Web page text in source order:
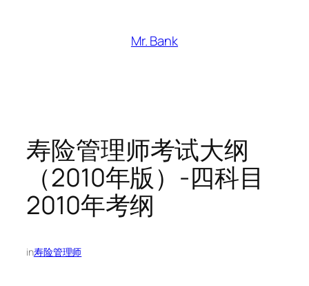
Mr. Bank
寿险管理师考试大纲
（2010年版）-四科目
2010年考纲
in寿险管理师